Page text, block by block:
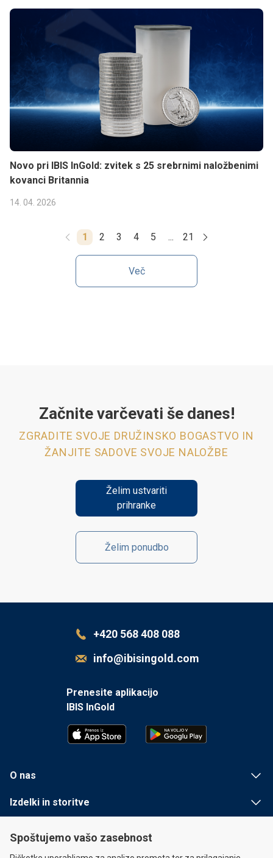
Spoštujemo vašo zasebnost
Novo pri IBIS InGold: zvitek s 25 srebrnimi naložbenimi
kovanci Britannia
14. 04. 2026
1 2 3 4 5 ... 21
Več
Začnite varčevati še danes!
ZGRADITE SVOJE DRUŽINSKO BOGASTVO IN
ŽANJITE SADOVE SVOJE NALOŽBE
Želim ustvariti
prihranke
Želim ponudbo
+420 568 408 088
info@ibisingold.com
Prenesite aplikacijo
IBIS InGold
O nas
Izdelki in storitve